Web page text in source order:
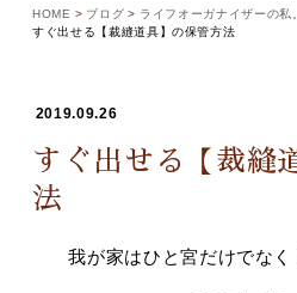
HOME ブログ
ライフオーガナイザーの私。
すぐ出せる【裁縫道具】の保管方法
2019.09.26
すぐ出せる【裁縫
法
我が家はひと宮だけでな